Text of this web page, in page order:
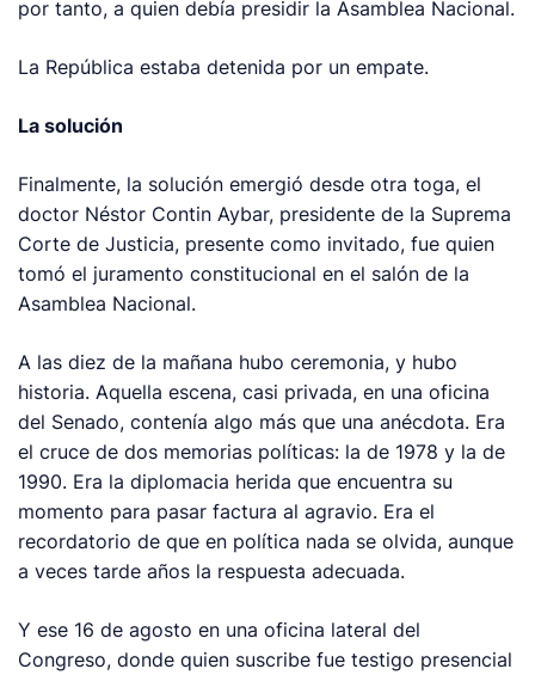
por tanto, a quien debía presidir la Asamblea Nacional.
La República estaba detenida por un empate.
La solución
Finalmente, la solución emergió desde otra toga, el
doctor Néstor Contin Aybar, presidente de la Suprema
Corte de Justicia, presente como invitado, fue quien
tomó el juramento constitucional en el salón de la
Asamblea Nacional.
A las diez de la mañana hubo ceremonia, y hubo
historia. Aquella escena, casi privada, en una oficina
del Senado, contenía algo más que una anécdota. Era
el cruce de dos memorias políticas: la de 1978 y la de
1990. Era la diplomacia herida que encuentra su
momento para pasar factura al agravio. Era el
recordatorio de que en política nada se olvida, aunque
a veces tarde años la respuesta adecuada.
Y ese 16 de agosto en una oficina lateral del
Congreso, donde quien suscribe fue testigo presencial